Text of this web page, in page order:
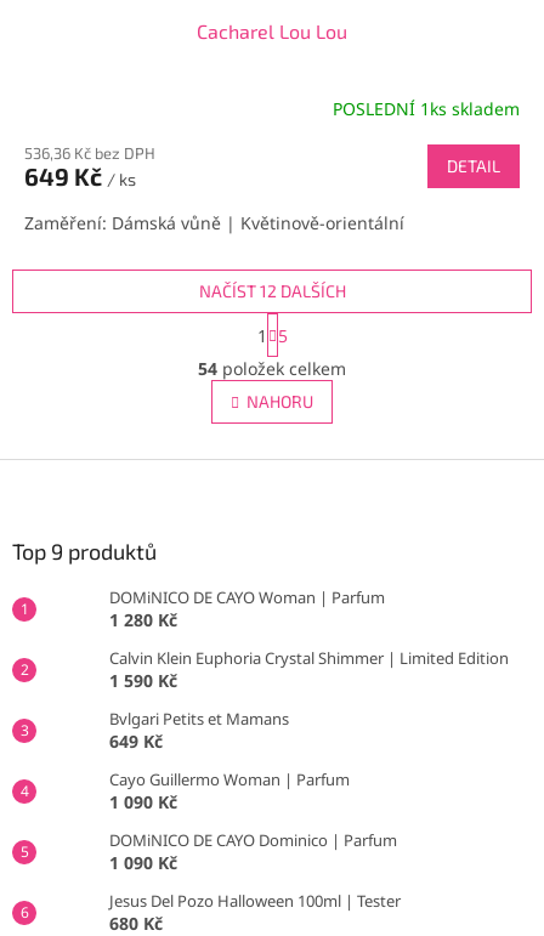
Cacharel Lou Lou
POSLEDNÍ 1ks skladem
536,36 Kč bez DPH
649 Kč / ks
DETAIL
Zaměření: Dámská vůně | Květinově-orientální
O
v
l
á
v
k
v
i
u
NAČÍST 12 DALŠÍCH
S
t
r
á
n
k
v
1
5
54 položek celkem
NAHORU
Top 9 produktů
DOMiNICO DE CAYO Woman | Parfum
1 280 Kč
Calvin Klein Euphoria Crystal Shimmer | Limited Edition
1 590 Kč
Bvlgari Petits et Mamans
649 Kč
Cayo Guillermo Woman | Parfum
1 090 Kč
DOMiNICO DE CAYO Dominico | Parfum
1 090 Kč
Jesus Del Pozo Halloween 100ml | Tester
680 Kč